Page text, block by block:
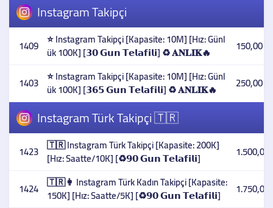
Instagram Takipçi
1409 ⭐ Instagram Takipçi [Kapasite: 10M] [Hız: Günl
ük 100K] [𝟯𝟬 𝗚𝘂𝗻 𝗧𝗲𝗹𝗮𝗳𝗶𝗹𝗶] ♻️ 𝐀𝐍𝐋𝐈𝐊🔥 150,00 TL
1403 ⭐ Instagram Takipçi [Kapasite: 10M] [Hız: Günl
ük 100K] [𝟯𝟲𝟱 𝗚𝘂𝗻 𝗧𝗲𝗹𝗮𝗳𝗶𝗹𝗶] ♻️ 𝐀𝐍𝐋𝐈𝐊🔥 250,00 TL
Instagram Türk Takipçi 🇹🇷
1423 🇹🇷 Instagram Türk Takipçi [Kapasite: 200K]
[Hız: Saatte/10K] [♻️𝟵𝟬 𝗚𝘂𝗻 𝗧𝗲𝗹𝗮𝗳𝗶𝗹𝗶] 1.500,00
1424 🇹🇷👩 Instagram Türk Kadın Takipçi [Kapasite:
150K] [Hız: Saatte/5K] [♻️𝟵𝟬 𝗚𝘂𝗻 𝗧𝗲𝗹𝗮𝗳𝗶𝗹𝗶] 1.750,00